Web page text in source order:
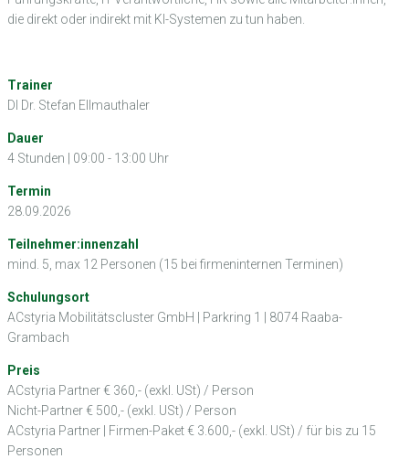
die direkt oder indirekt mit KI-Systemen zu tun haben.
Trainer
DI Dr. Stefan Ellmauthaler
Dauer
4 Stunden | 09:00 - 13:00 Uhr
Termin
28.09.2026
Teilnehmer:innenzahl
mind. 5, max 12 Personen (15 bei firmeninternen Terminen)
Schulungsort
ACstyria Mobilitätscluster GmbH | Parkring 1 | 8074 Raaba-
Grambach
Preis
ACstyria Partner € 360,- (exkl. USt) / Person
Nicht-Partner € 500,- (exkl. USt) / Person
ACstyria Partner | Firmen-Paket € 3.600,- (exkl. USt) / für bis zu 15
Personen